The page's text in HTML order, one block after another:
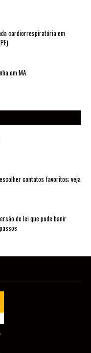
cardiorrespiratória em
em MA
contatos favoritos; veja
de lei que pode banir